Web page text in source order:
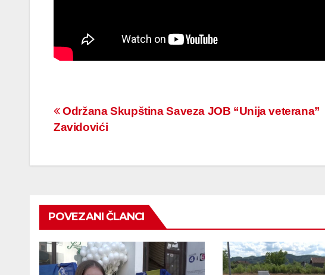
Navigacija
Održana Skupština Saveza JOB “Unija veterana”
Zavidovići
POVEZANI ČLANCI